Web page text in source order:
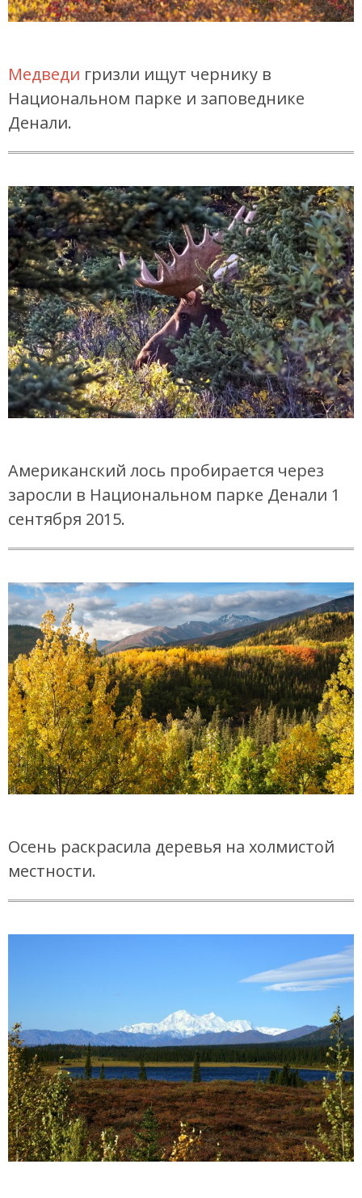
Медведи гризли ищут чернику в
Национальном парке и заповеднике
Денали.
Американский лось пробирается через
заросли в Национальном парке Денали 1
сентября 2015.
Осень раскрасила деревья на холмистой
местности.